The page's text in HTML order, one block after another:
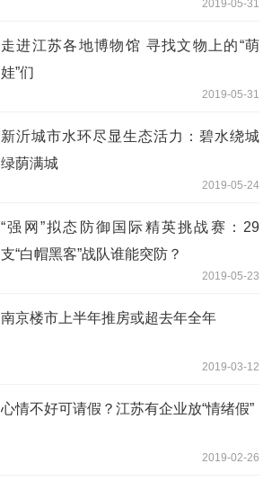
2019-05-31
走进江苏各地博物馆 寻找文物上的“萌
娃”们
2019-05-31
新沂城市水环尽显生态活力：碧水绕城
绿荫满城
2019-05-24
“强网”拟态防御国际精英挑战赛：29
支“白帽黑客”战队谁能突防？
2019-05-23
南京楼市上半年推房或超去年全年
2019-03-12
心情不好可请假？江苏有企业放“情绪假”
2019-02-26